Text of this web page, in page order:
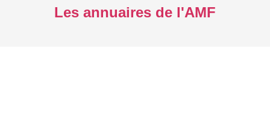
Les annuaires de l'AMF